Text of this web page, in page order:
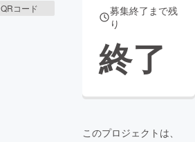
QRコード
募集終了まで残
り
終了
このプロジェクトは、